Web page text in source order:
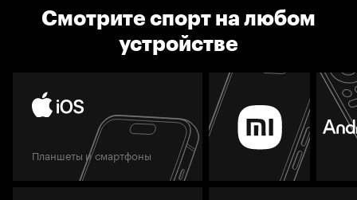
Смотрите спорт на любом
устройстве
Планшеты и смартфоны